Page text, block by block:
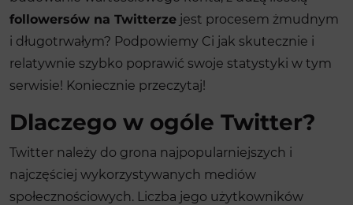
followersów na Twitterze jest procesem żmudnym
i długotrwałym? Podpowiemy Ci jak skutecznie i
relatywnie szybko poprawić swoje statystyki w tym
serwisie! Koniecznie przeczytaj!
Dlaczego w ogóle Twitter?
Twitter należy do grona najpopularniejszych i
najczęściej wykorzystywanych mediów
społecznościowych. Liczba jego użytkowników